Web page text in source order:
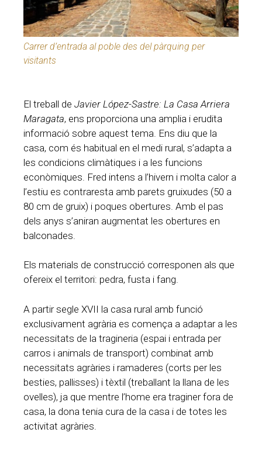
Carrer d’entrada al poble des del pàrquing per
visitants
El treball de Javier López-Sastre: La Casa Arriera
Maragata, ens proporciona una amplia i erudita
informació sobre aquest tema. Ens diu que la
casa, com és habitual en el medi rural, s’adapta a
les condicions climàtiques i a les funcions
econòmiques. Fred intens a l’hivern i molta calor a
l’estiu es contraresta amb parets gruixudes (50 a
80 cm de gruix) i poques obertures. Amb el pas
dels anys s’aniran augmentat les obertures en
balconades.
Els materials de construcció corresponen als que
ofereix el territori: pedra, fusta i fang.
A partir segle XVII la casa rural amb funció
exclusivament agrària es comença a adaptar a les
necessitats de la tragineria (espai i entrada per
carros i animals de transport) combinat amb
necessitats agràries i ramaderes (corts per les
besties, pallisses) i tèxtil (treballant la llana de les
ovelles), ja que mentre l’home era traginer fora de
casa, la dona tenia cura de la casa i de totes les
activitat agràries.